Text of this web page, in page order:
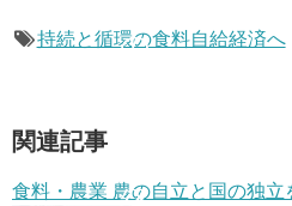
の
持続と循環の食料自給経済へ
関連記事
食料・農業 農の自立と国の独立